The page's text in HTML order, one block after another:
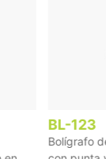
BL-123
Bolígrafo